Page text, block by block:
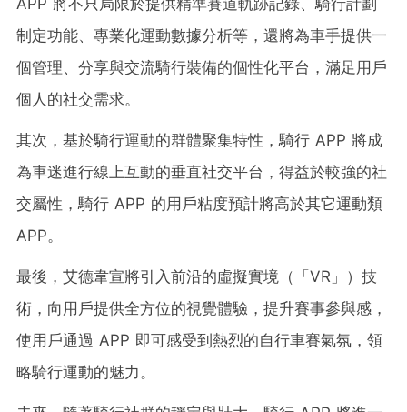
制定功能、專業化運動數據分析等，還將為車手提供一
個管理、分享與交流騎行裝備的個性化平台，滿足用戶
個人的社交需求。
其次，基於騎行運動的群體聚集特性，騎行 APP 將成
為車迷進行線上互動的垂直社交平台，得益於較強的社
交屬性，騎行 APP 的用戶粘度預計將高於其它運動類
APP。
最後，艾德韋宣將引入前沿的虛擬實境（「VR」）技
術，向用戶提供全方位的視覺體驗，提升賽事參與感，
使用戶通過 APP 即可感受到熱烈的自行車賽氣氛，領
略騎行運動的魅力。